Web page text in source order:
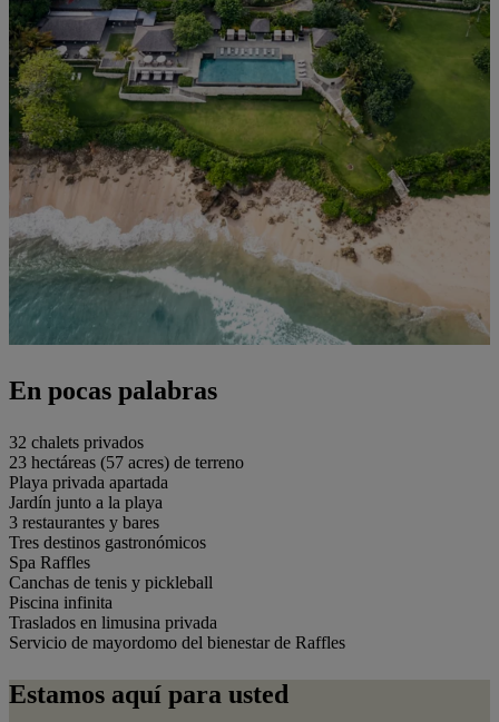
En pocas palabras
32 chalets privados
23 hectáreas (57 acres) de terreno
Playa privada apartada
Jardín junto a la playa
3 restaurantes y bares
Tres destinos gastronómicos
Spa Raffles
Canchas de tenis y pickleball
Piscina infinita
Traslados en limusina privada
Servicio de mayordomo del bienestar de Raffles
Estamos aquí para usted